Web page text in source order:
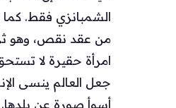
الشمبانزي فقط. كما
من عقد نقص، وهو
جعل العالم ينسى